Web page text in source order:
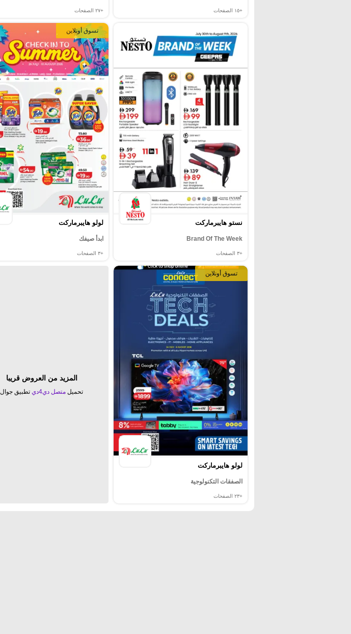
+١٥ الصفحات +٢٧ الصفحات
نستو هايبرماركت
Brand Of The Week
+٣ الصفحات
تسوق أونلاين
لولو هايبرماركت
ابدأ صيفك
+٣ الصفحات
تسوق أونلاين
لولو هايبرماركت
الصفقات التكنولوجية
+٢٣ الصفحات
المزيد من العروض قريبا
تحميلمتصل دي4دي تطبيق جوال